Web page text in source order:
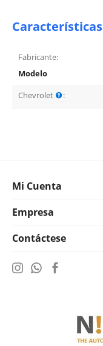
Características
Fabricante:
Modelo
Chevrolet
:
Mi Cuenta
Empresa
Contáctese